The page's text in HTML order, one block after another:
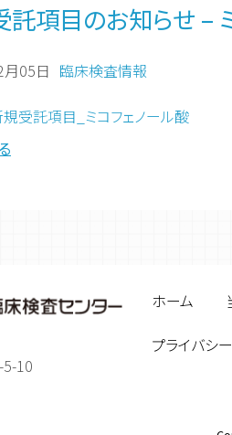
項目のお知らせ –
05日 臨床検査情報
受託項目_ミコフェノール酸
10
ホーム
プライバシ